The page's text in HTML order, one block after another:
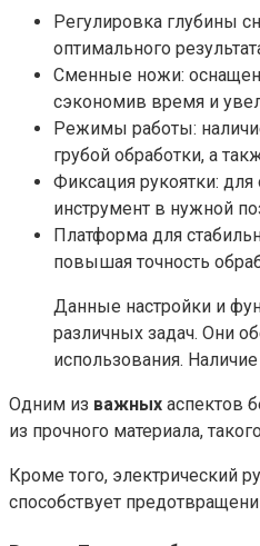
Регулировка глубины
оптимального
Сменные ножи:
сэкономив время и
Режимы работы:
грубой обработки, а
Фиксация рукоятки:
инструмент в нужной
Платформа для
повышая точность
Данные настройки и
различных задач. Они
использования.
Одним из важных аспектов
из прочного материала,
Кроме того, электрический
способствует